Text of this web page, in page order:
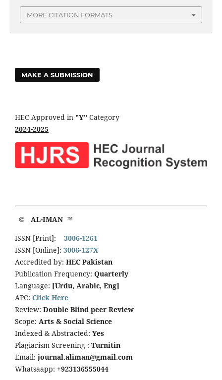
MORE CITATION FORMATS
MAKE A SUBMISSION
HEC Approved in "Y" Category
2024-2025
© AL-IMAN ™
ISSN [Print]:
3006-1261
ISSN [Online]: 3006-127X
Accredited by: HEC Pakistan
Publication Frequency: Quarterly
Language: [Urdu, Arabic, Eng]
APC: Click Here
Review: Double Blind peer Review
Scope: Arts & Social Science
Indexed & Abstracted: Yes
Plagiarism Screening : Turnitin
Email: journal.aliman@gmail.com
Whatsaapp: +923136555044